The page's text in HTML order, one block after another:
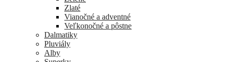
Zlaté
Vianočné a adventné
Veľkonočné a pôstne
Dalmatiky
Pluviály
Alby